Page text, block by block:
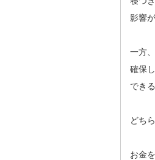
影響
一方
確保
でき
どち
お金